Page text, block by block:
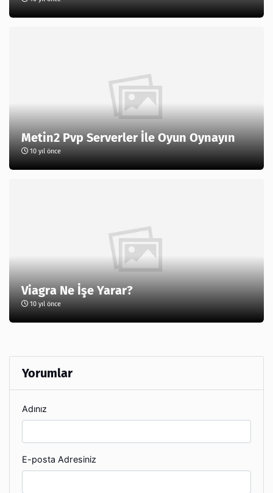
Metin2 Pvp Serverler İle Oyun Oynayın
10 yıl önce
Viagra Ne İşe Yarar?
10 yıl önce
Yorumlar
Adınız
E-posta Adresiniz